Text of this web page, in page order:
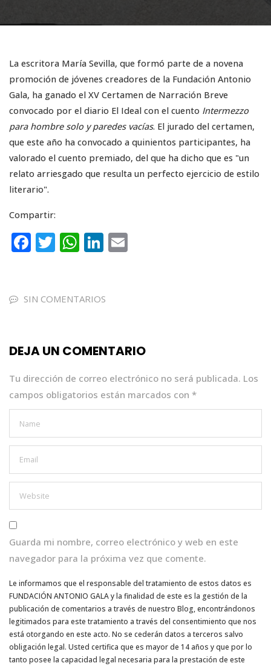
La escritora María Sevilla, que formó parte de a novena
promoción de jóvenes creadores de la Fundación Antonio
Gala, ha ganado el XV Certamen de Narración Breve
convocado por el diario El Ideal con el cuento Intermezzo
para hombre solo y paredes vacías. El jurado del certamen,
que este año ha convocado a quinientos participantes, ha
valorado el cuento premiado, del que ha dicho que es "un
relato arriesgado que resulta un perfecto ejercicio de estilo
literario".
Compartir:
F
e
o
k
T
te
W
ts
p
Li
e
SIN COMENTARIOS
DEJA UN COMENTARIO
Tu dirección de correo electrónico no será publicada. Los
campos obligatorios están marcados con *
Guarda mi nombre, correo electrónico y web en este
navegador para la próxima vez que comente.
Le informamos que el responsable del tratamiento de estos datos es
FUNDACIÓN ANTONIO GALA y la finalidad de este es la gestión de la
publicación de comentarios a través de nuestro Blog, encontrándonos
legitimados para este tratamiento a través del consentimiento que nos
está otorgando en este acto. No se cederán datos a terceros salvo
obligación legal. Usted certifica que es mayor de 14 años y que por lo
tanto posee la capacidad legal necesaria para la prestación de este